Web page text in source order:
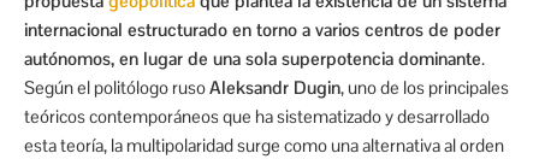
internacional estructurado en torno a varios centros de poder
autónomos, en lugar de una sola superpotencia dominante.
Según el politólogo rusoAleksandr Dugin, uno de los principales
teóricos contemporáneos que ha sistematizado y desarrollado
esta teoría, la multipolaridad surge como una alternativa al orden